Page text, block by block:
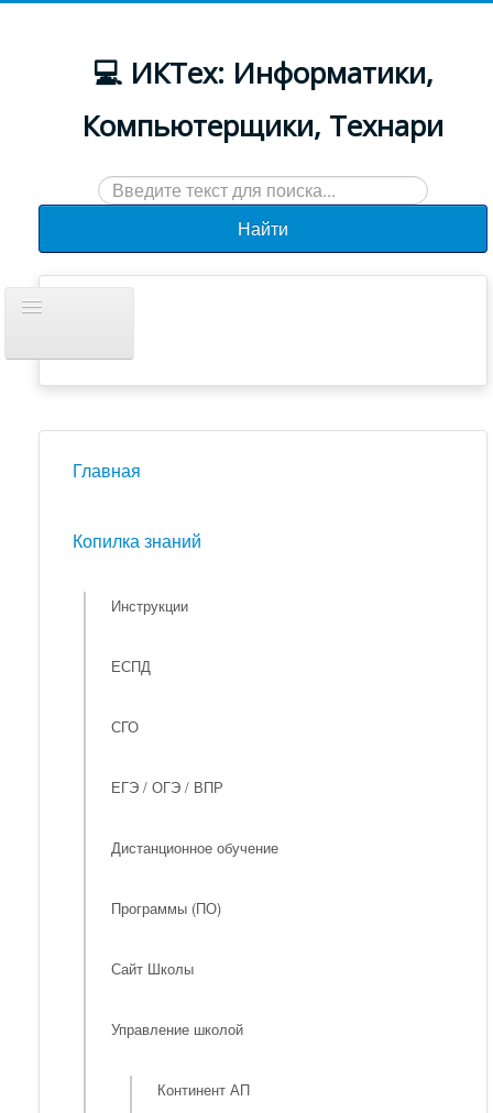
💻 ИКТех: Информатики,
Компьютерщики, Технари
Искать...
Найти
навигацию
Новости
Главная
Копилка знаний
Инструкции
ЕСПД
СГО
ЕГЭ / ОГЭ / ВПР
Дистанционное обучение
Программы (ПО)
Сайт Школы
Управление школой
Континент АП